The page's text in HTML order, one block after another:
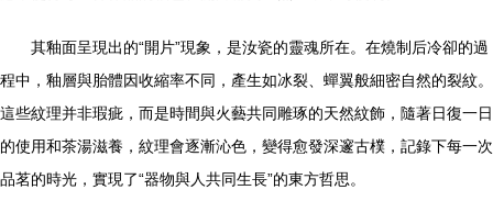
其釉面呈現出的“開片”現象，是汝瓷的靈魂所在。在燒制后冷卻的過
程中，釉層與胎體因收縮率不同，產生如冰裂、蟬翼般細密自然的裂紋。
這些紋理并非瑕疵，而是時間與火藝共同雕琢的天然紋飾，隨著日復一日
的使用和茶湯滋養，紋理會逐漸沁色，變得愈發深邃古樸，記錄下每一次
品茗的時光，實現了“器物與人共同生長”的東方哲思。